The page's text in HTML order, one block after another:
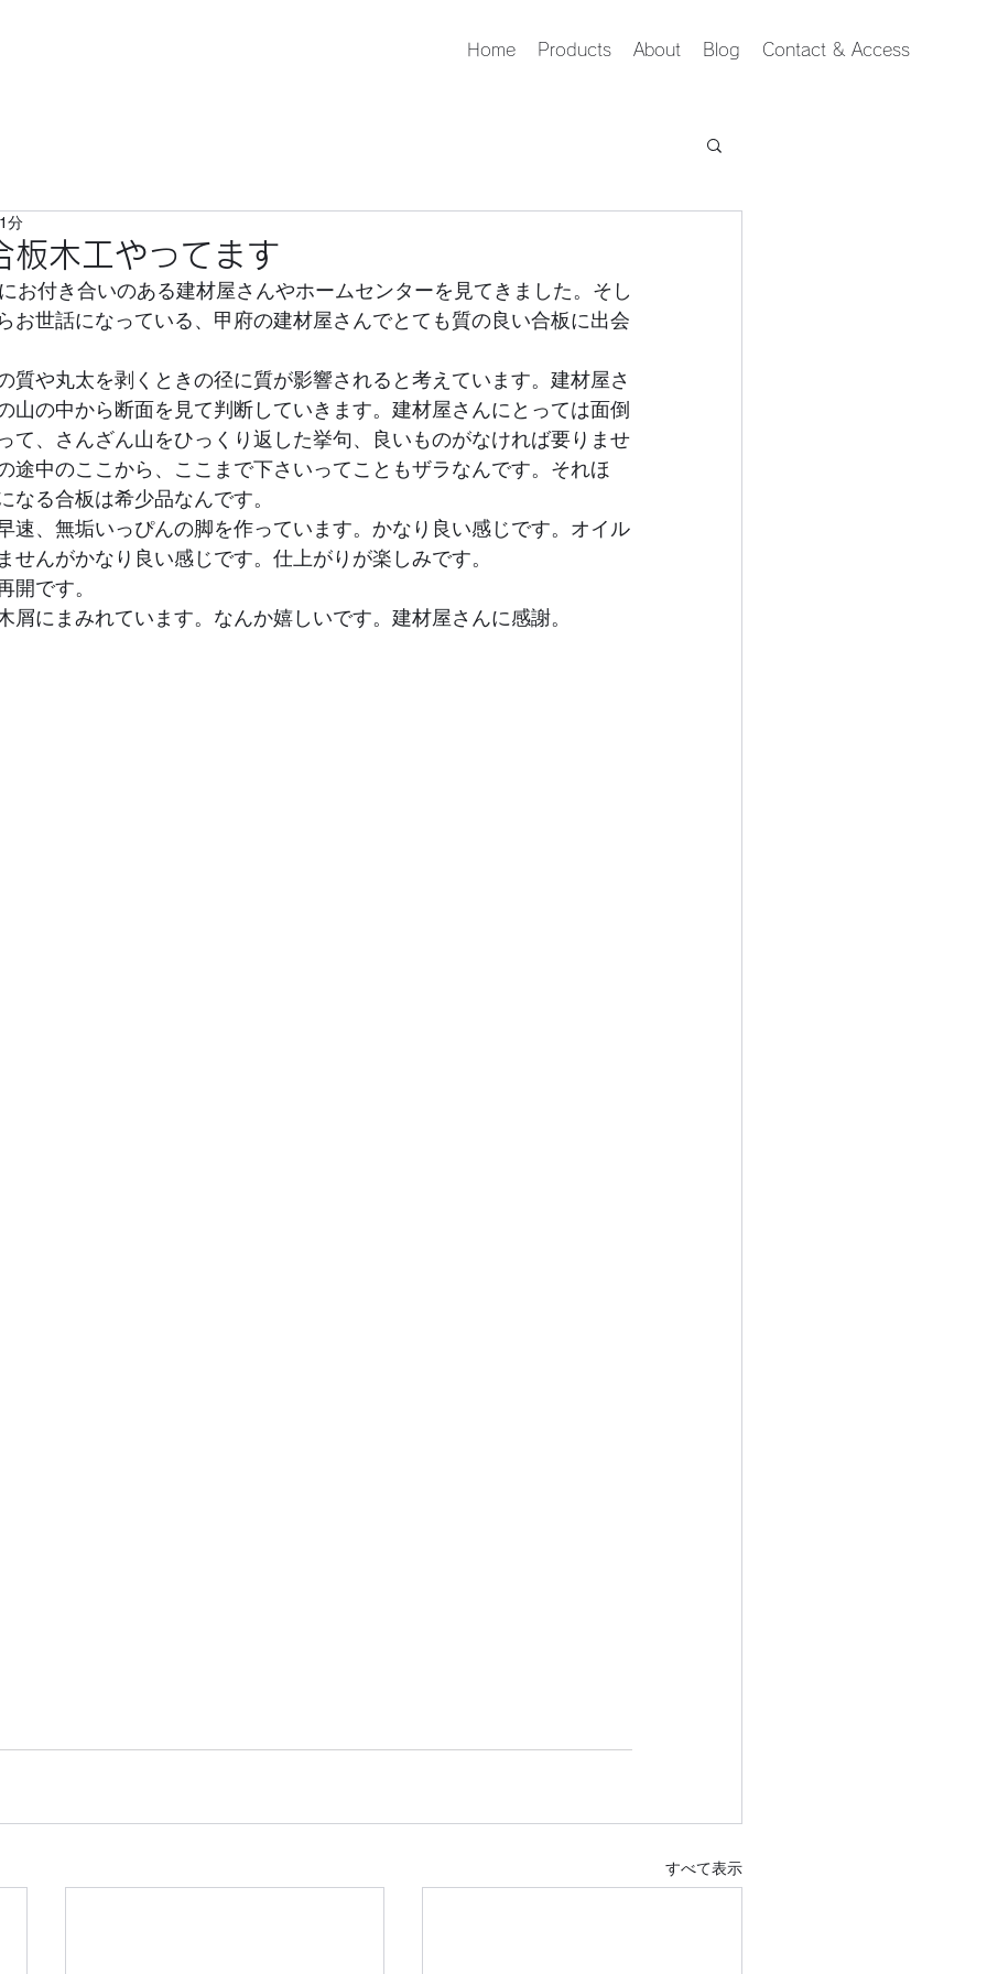
Home Products About Blog Contact & Access
板木工やってます
分
お付き合いのある建材屋さんやホームセンターを見てきました。そし
お世話になっている、甲府の建材屋さんでとても質の良い合板に出会
質や丸太を剥くときの径に質が影響されると考えています。建材屋さ
山の中から断面を見て判断していきます。建材屋さんにとっては面倒
て、さんざん山をひっくり返した挙句、良いものがなければ要りませ
途中のここから、ここまで下さいってこともザラなんです。それほ
なる合板は希少品なんです。
速、無垢いっぴんの脚を作っています。かなり良い感じです。オイル
せんがかなり良い感じです。仕上がりが楽しみです。
開です。
屑にまみれています。なんか嬉しいです。建材屋さんに感謝。
すべて表示